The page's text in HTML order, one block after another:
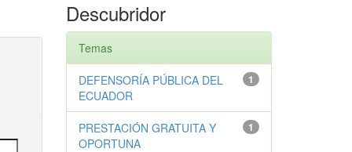
Descubridor
Temas
1
DEFENSORÍA PÚBLICA DEL
ECUADOR
1
PRESTACIÓN GRATUITA Y
OPORTUNA